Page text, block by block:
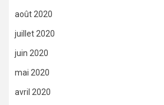
août 2020
juillet 2020
juin 2020
mai 2020
avril 2020